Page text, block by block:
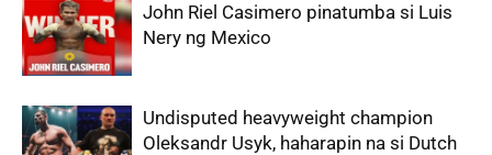
John Riel Casimero pinatumba si Luis
Nery ng Mexico
Undisputed heavyweight champion
Oleksandr Usyk, haharapin na si Dutch